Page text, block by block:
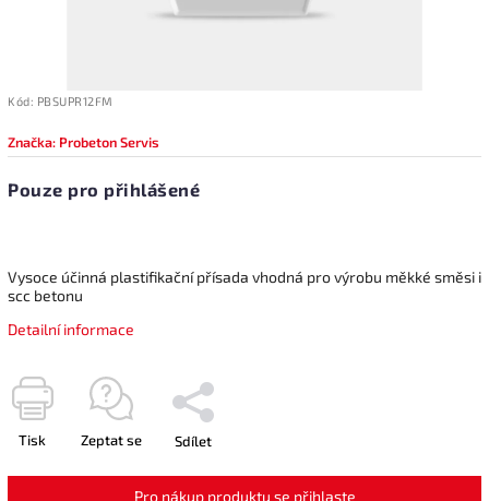
Kód: PBSUPR12FM
Značka: Probeton Servis
Pouze pro přihlášené
Vysoce účinná plastifikační přísada vhodná pro výrobu měkké směsi i
scc betonu
Detailní informace
Tisk Zeptat se Sdílet